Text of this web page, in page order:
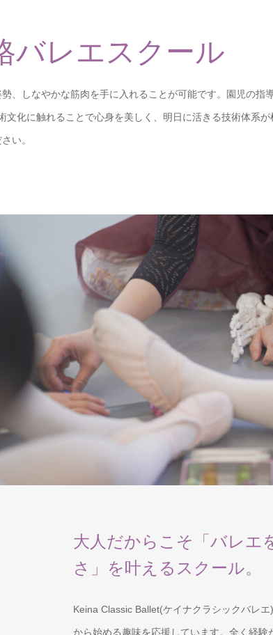
バレエスクール
、しなやかな筋肉を手に入れることが可能です。園児の指
化に触れることで心身を美しく、明日に活きる技術体系
い。
大人だからこそ「バレエ
さ」を叶えるスクール。
Keina Classic Ballet(ケイナクラシックバレ
から始める趣味を応援しています。全く経験